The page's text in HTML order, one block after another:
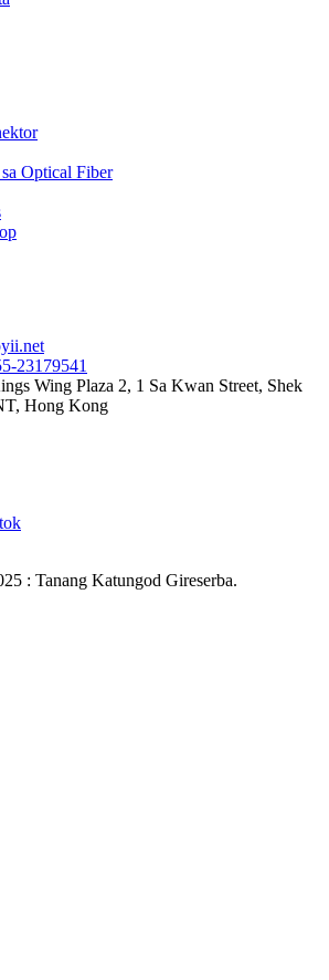
Optical Fiber
23179541
Wing Plaza 2, 1 Sa Kwan Street, Shek
Hong Kong
: Tanang Katungod Gireserba.